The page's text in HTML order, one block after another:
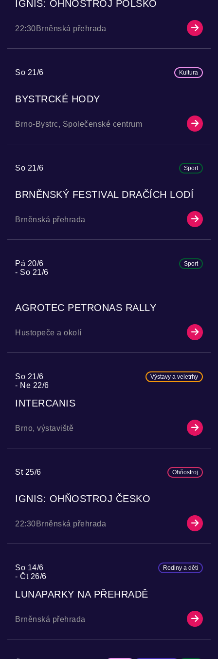
IGNIS: OHŇOSTROJ POLSKO
22:30Brněnská přehrada
So 21/6 Kultura
BYSTRCKÉ HODY
Brno-Bystrc, Společenské centrum
So 21/6 Sport
BRNĚNSKÝ FESTIVAL DRAČÍCH LODÍ
Brněnská přehrada
Pá 20/6
So 21/6
Sport
AGROTEC PETRONAS RALLY
Hustopeče a okolí
So 21/6
Ne 22/6
Výstavy a veletrhy
INTERCANIS
Brno, výstaviště
St 25/6 Ohňostroj
IGNIS: OHŇOSTROJ ČESKO
22:30Brněnská přehrada
So 14/6
Čt 26/6
Rodiny a děti
LUNAPARKY NA PŘEHRADĚ
Brněnská přehrada